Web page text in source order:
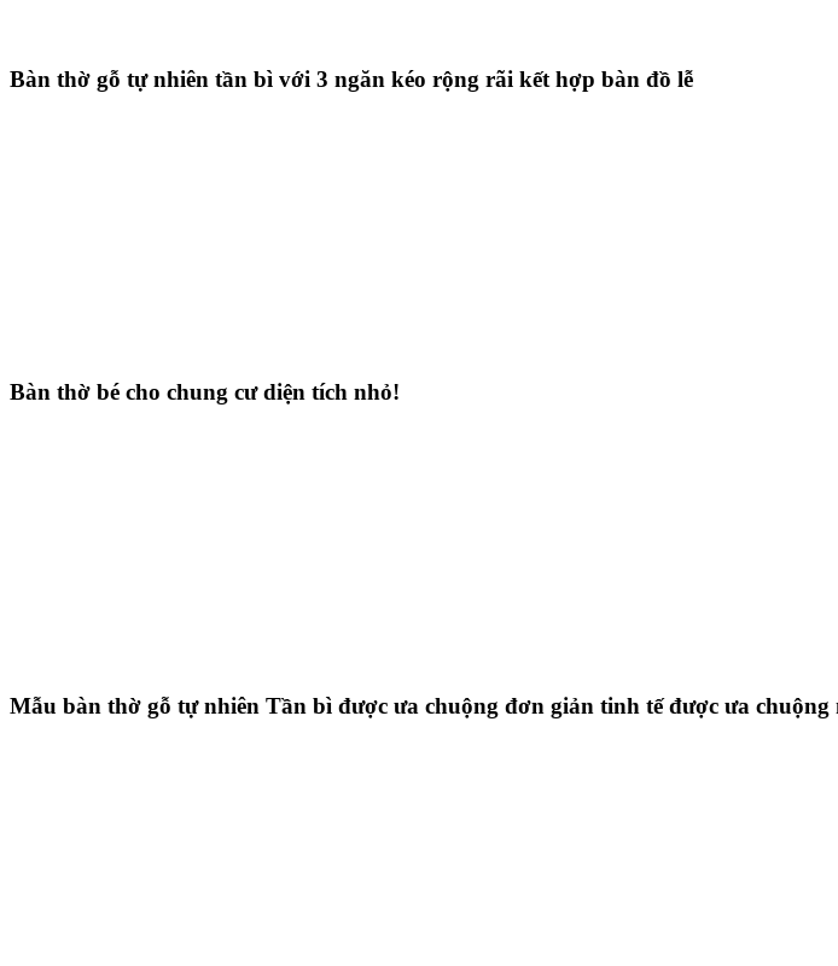
Bàn thờ gỗ tự nhiên tần bì với 3 ngăn kéo rộng rãi kết hợp bàn đồ lễ
Bàn thờ bé cho chung cư diện tích nhỏ!
Mẫu bàn thờ gỗ tự nhiên Tần bì được ưa chuộng đơn giản tinh tế được ưa chuộng